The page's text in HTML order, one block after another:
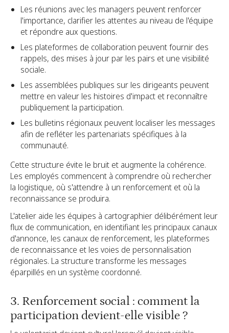
Les réunions avec les managers peuvent renforcer
l'importance, clarifier les attentes au niveau de l'équipe
et répondre aux questions.
Les plateformes de collaboration peuvent fournir des
rappels, des mises à jour par les pairs et une visibilité
sociale.
Les assemblées publiques sur les dirigeants peuvent
mettre en valeur les histoires d'impact et reconnaître
publiquement la participation.
Les bulletins régionaux peuvent localiser les messages
afin de refléter les partenariats spécifiques à la
communauté.
Cette structure évite le bruit et augmente la cohérence.
Les employés commencent à comprendre où rechercher
la logistique, où s'attendre à un renforcement et où la
reconnaissance se produira.
L'atelier aide les équipes à cartographier délibérément leur
flux de communication, en identifiant les principaux canaux
d'annonce, les canaux de renforcement, les plateformes
de reconnaissance et les voies de personnalisation
régionales. La structure transforme les messages
éparpillés en un système coordonné.
3. Renforcement social : comment la
participation devient-elle visible ?